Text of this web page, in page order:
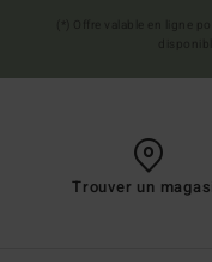
Trouver un